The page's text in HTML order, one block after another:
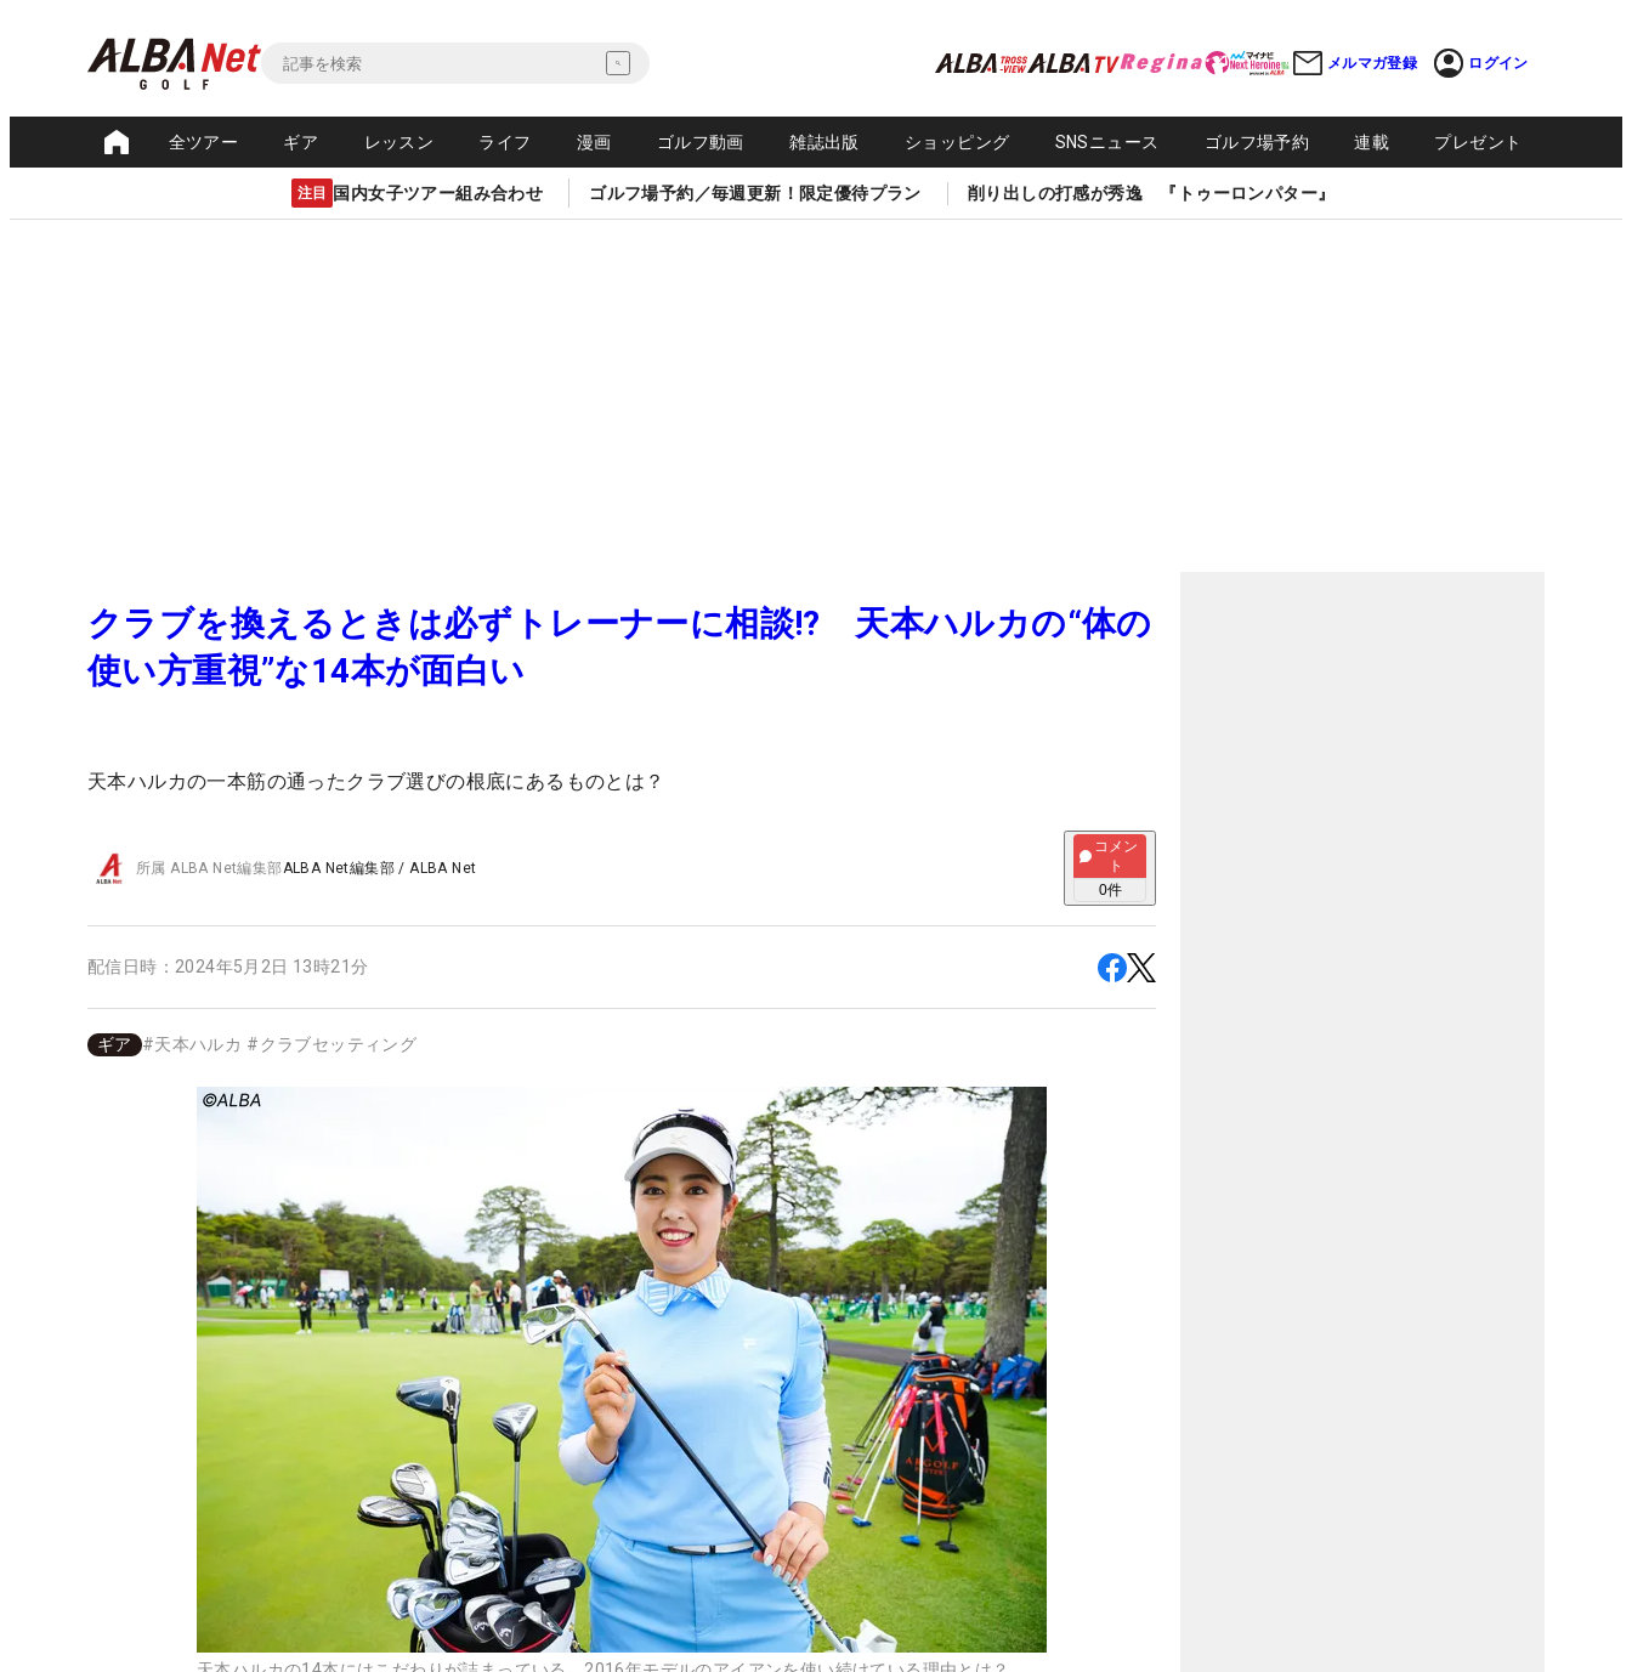
メルマガ登録 ログイン
全ツアー ギア レッスン ライフ 漫画 ゴルフ動画 雑誌出版 ショッピング SNSニュース ゴルフ場予約 連載 プレゼント
注目 国内女子ツアー組み合わせ ゴルフ場予約／毎週更新！限定優待プラン 削り出しの打感が秀逸 『トゥーロンパター』
クラブを換えるときは必ずトレーナーに相談!? 天本ハルカの“体の
使い方重視”な14本が面白い
天本ハルカの一本筋の通ったクラブ選びの根底にあるものとは？
所属ALBA Net編集部ALBA Net編集部 /ALBA Net
コメン
ト
0件
配信日時： 2024年5月2日 13時21分
ギア #天本ハルカ # クラブセッティング